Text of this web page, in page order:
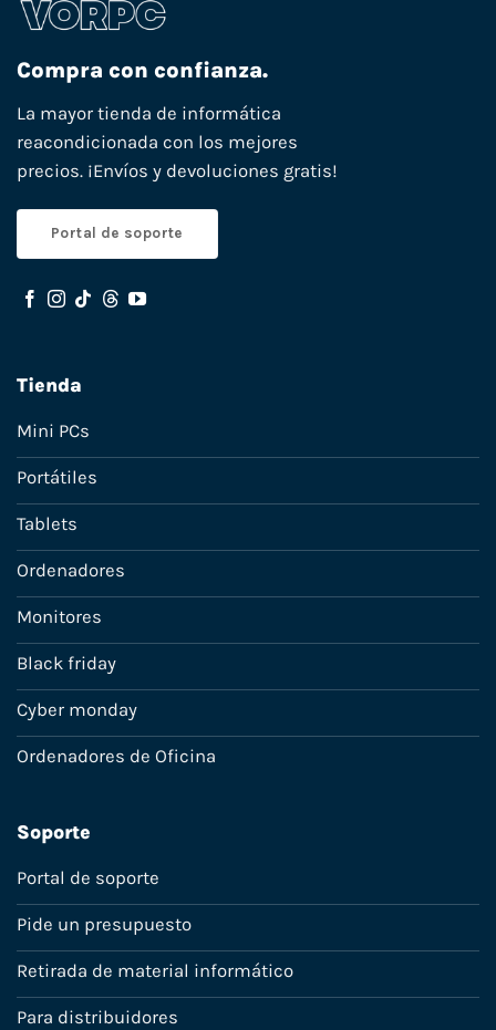
Compra con confianza.
La mayor tienda de informática
reacondicionada con los mejores
precios. ¡Envíos y devoluciones gratis!
Portal de soporte
Tienda
Mini PCs
Portátiles
Tablets
Ordenadores
Monitores
Black friday
Cyber monday
Ordenadores de Oficina
Soporte
Portal de soporte
Pide un presupuesto
Retirada de material informático
Para distribuidores